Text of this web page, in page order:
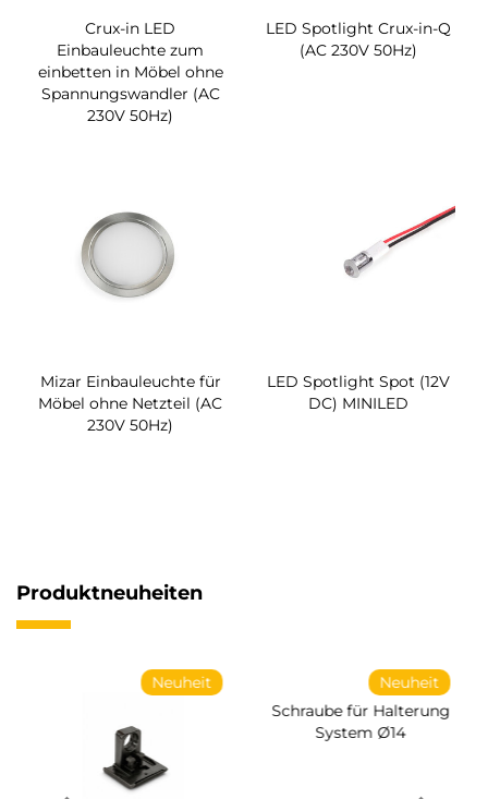
Crux-in LED
Einbauleuchte zum
einbetten in Möbel ohne
Spannungswandler (AC
230V 50Hz)
LED Spotlight Crux-in-Q
(AC 230V 50Hz)
Mizar Einbauleuchte für
Möbel ohne Netzteil (AC
230V 50Hz)
LED Spotlight Spot (12V
DC) MINILED
Produktneuheiten
Neuheit Neuheit